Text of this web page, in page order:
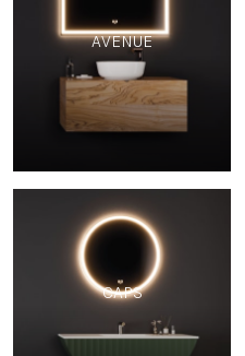
AVENUE
CAPS